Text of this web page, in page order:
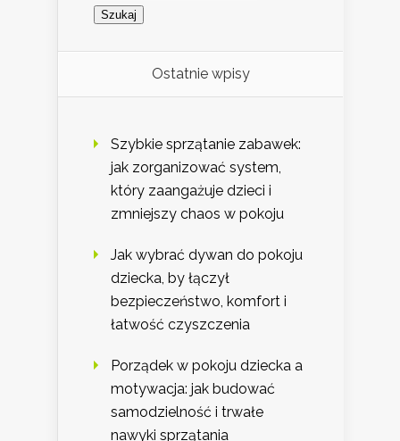
Ostatnie wpisy
Szybkie sprzątanie zabawek:
jak zorganizować system,
który zaangażuje dzieci i
zmniejszy chaos w pokoju
Jak wybrać dywan do pokoju
dziecka, by łączył
bezpieczeństwo, komfort i
łatwość czyszczenia
Porządek w pokoju dziecka a
motywacja: jak budować
samodzielność i trwałe
nawyki sprzątania